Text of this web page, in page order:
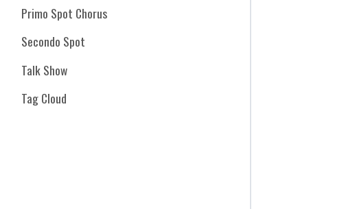
Primo Spot Chorus
Secondo Spot
Talk Show
Tag Cloud